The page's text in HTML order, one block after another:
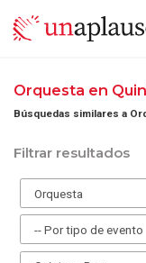
Orquesta en
Búsquedas similares a
Filtrar resultados